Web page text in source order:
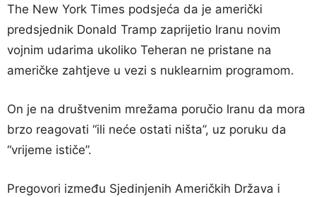
The New York Times podsjeća da je američki
predsjednik Donald Tramp zaprijetio Iranu novim
vojnim udarima ukoliko Teheran ne pristane na
američke zahtjeve u vezi s nuklearnim programom.
On je na društvenim mrežama poručio Iranu da mora
brzo reagovati “ili neće ostati ništa”, uz poruku da
“vrijeme ističe”.
Pregovori između Sjedinjenih Američkih Država i